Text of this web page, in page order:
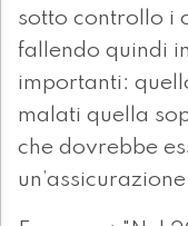
sotto controllo i
fallendo quindi
importanti:
malati quella
che dovrebbe